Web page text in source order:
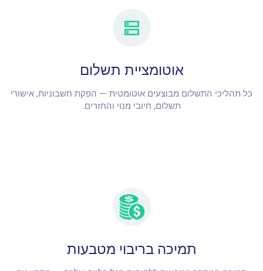
אוטומציית תשלום
כל תהליכי התשלום מבוצעים אוטומטית — הפקת חשבוניות, אישורי
תשלום, חיובי מנוי והחזרים.
תמיכה בריבוי מטבעות